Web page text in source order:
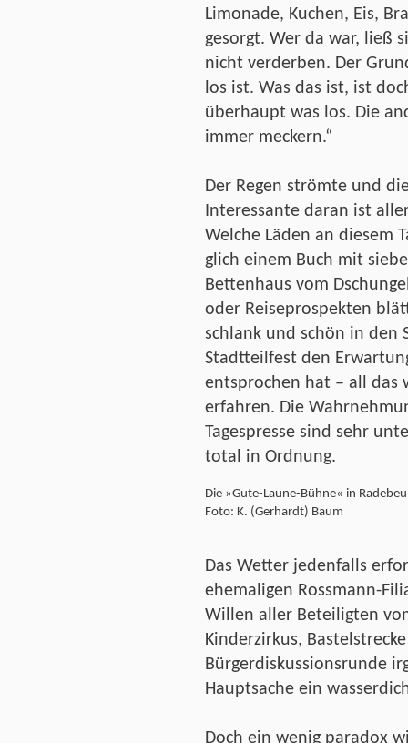
Limonade, Kuchen, Eis,
gesorgt. Wer da war, ließ
nicht verderben. Der
los ist. Was das ist, ist
überhaupt was los. Die
immer meckern.“
Der Regen strömte und
Interessante daran ist
Welche Läden an diesem
glich einem Buch mit
Bettenhaus vom
oder Reiseprospekten
schlank und schön in den
Stadtteilfest den
entsprochen hat – all
erfahren. Die
Tagespresse sind sehr
total in Ordnung.
Die »Gute-Laune-Bühne« in
Foto: K. (Gerhardt) Baum
Das Wetter jedenfalls
ehemaligen Rossmann-
Willen aller Beteiligten
Kinderzirkus,
Bürgerdiskussionsrunde
Hauptsache ein
Doch ein wenig paradox